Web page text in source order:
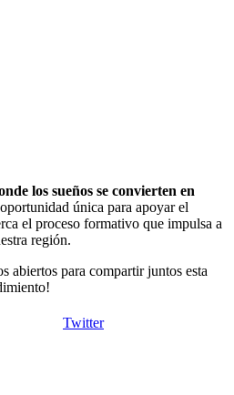
los sueños se convierten en
única para apoyar el
el proceso formativo que impulsa a
región.
abiertos para compartir juntos esta
Twitter